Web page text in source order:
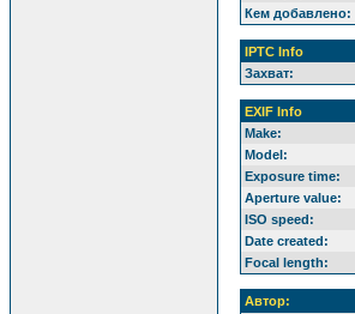
Кем добавлено:
IPTC Info
Захват:
EXIF Info
Make:
Model:
Exposure time:
Aperture value:
ISO speed:
Date created:
Focal length:
Автор: